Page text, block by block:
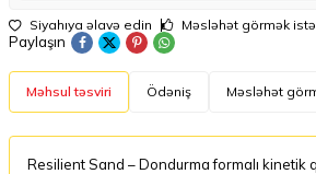
Siyahıya əlavə edin Məsləhət görmək
Paylaşın
Məhsul təsviri Ödəniş Məsləhət
Resilient Sand – Dondurma formalı kinetik